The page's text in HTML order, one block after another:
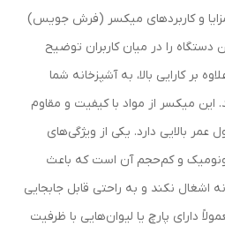
مزایا و کاربردهای میکسر (فرش جویس)
دستگاه را در میان کاربران توضیح
بر کارایی بالا، به آشپزخانه شما
میکسر از مواد با کیفیت و مقاوم
بالایی دارد. یکی از ویژگی‌های
و کم‌حجم آن است که باعث
اشغال نکند و به راحتی قابل جابجایی
دارای پارچ یا لیوان‌هایی با ظرفیت